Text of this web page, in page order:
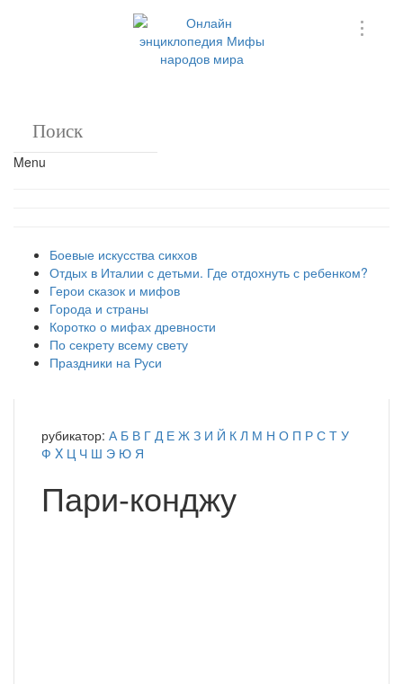
Menu
Боевые искусства сикхов
Отдых в Италии с детьми. Где отдохнуть с ребенком?
Герои сказок и мифов
Города и страны
Коротко о мифах древности
По секрету всему свету
Праздники на Руси
рубикатор: А Б В Г Д Е Ж З И Й К Л М Н О П Р С Т У
Ф X Ц Ч Ш Э Ю Я
Пари-конджу